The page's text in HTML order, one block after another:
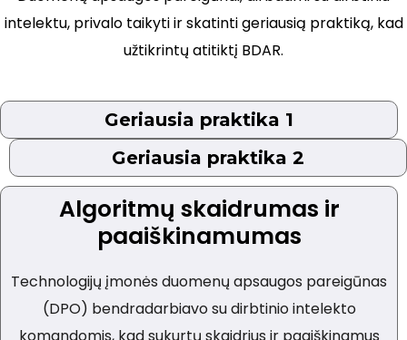
intelektu, privalo taikyti ir skatinti geriausią praktiką, kad
užtikrintų atitiktį BDAR.
Geriausia praktika 1
Geriausia praktika 2
Algoritmų skaidrumas ir
paaiškinamumas
Technologijų įmonės duomenų apsaugos pareigūnas
(DPO) bendradarbiavo su dirbtinio intelekto